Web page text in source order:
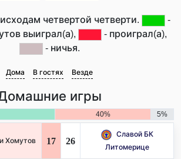
четвертой четверти.
-
выиграл(а),
- проиграл(а),
- ничья.
Дома В гостях Везде
игры
40% 5%
Хомутов 17 26
Славой БК
Литомерице